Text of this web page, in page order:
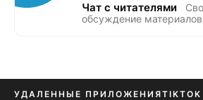
Чат с читателями
обсуждение материалов
УДАЛЕННЫЕ ПРИЛОЖЕНИЯ